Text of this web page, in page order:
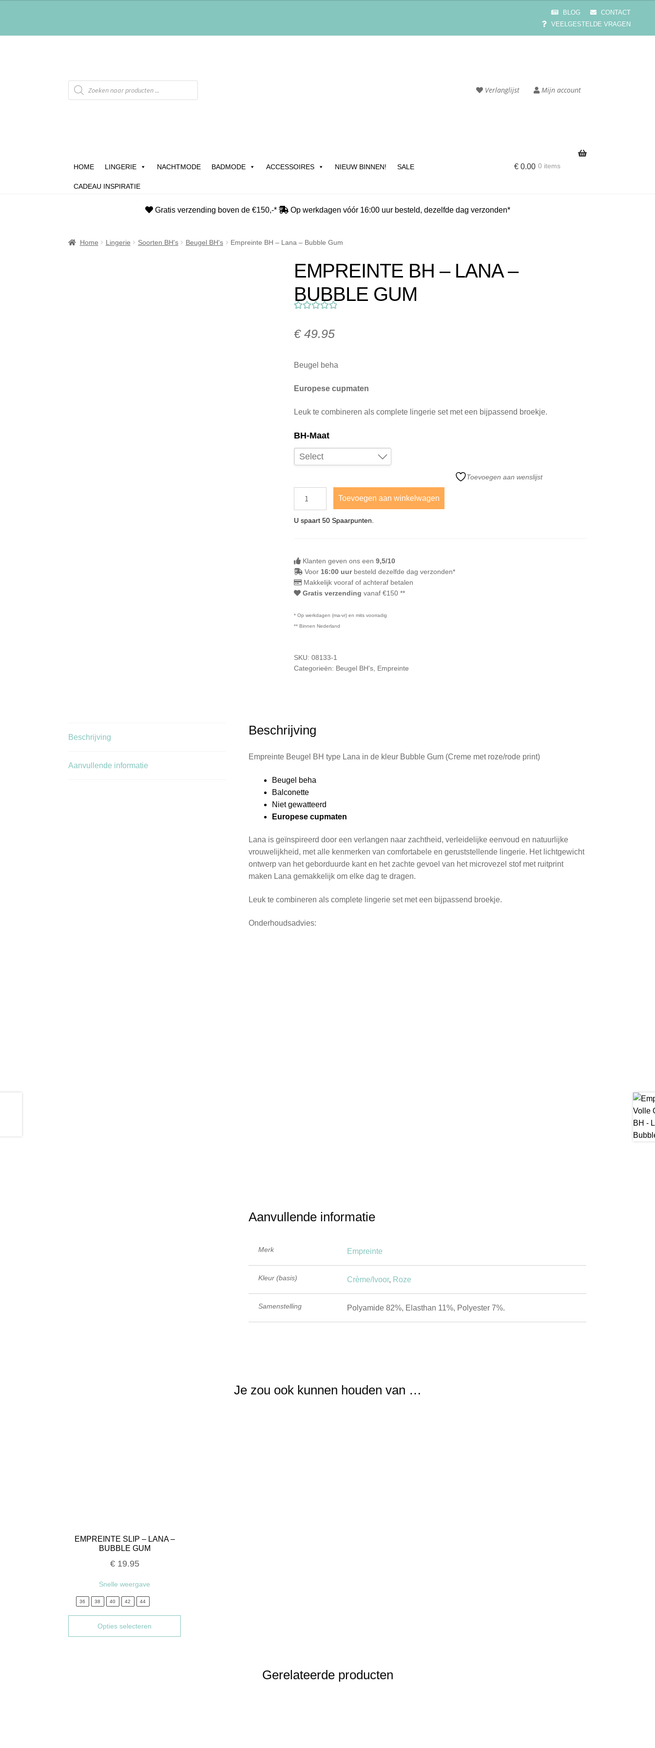
BLOG
CONTACT
VEELGESTELDE VRAGEN
Verlanglijst Mijn account
HOME LINGERIE NACHTMODE BADMODE ACCESSOIRES NIEUW BINNEN! SALE
CADEAU INSPIRATIE
Algemene Voorwaarden Bedrijfsgegevens & Contact Betalen Blog Cadeau & Inpakservice Cart
€ 0.00 0 items
Gratis verzending boven de €150,-* Op werkdagen vóór 16:00 uur besteld, dezelfde dag verzonden*
Home Lingerie Soorten BH's Beugel BH's Empreinte BH – Lana – Bubble Gum
EMPREINTE BH – LANA –
BUBBLE GUM
5.00
op 5
waardering
€49.95
Beugel beha
Europese cupmaten
Leuk te combineren als complete lingerie set met een bijpassend broekje.
BH-Maat
Select
85C
80D
75F
Toevoegen aan winkelwagen
U spaart 50Spaarpunten.
Toevoegen aan wenslijst
Klanten geven ons een 9,5/10
Voor 16:00 uurbesteld dezelfde dag verzonden*
Makkelijk vooraf of achteraf betalen
Gratis verzending vanaf €150 **
* Op werkdagen (ma-vr) en mits voorradig
** Binnen Nederland
SKU: 08133-1
Categorieën: Beugel BH's, Empreinte
Beschrijving
Aanvullende informatie
Beschrijving
Empreinte Beugel BH type Lana in de kleur Bubble Gum (Creme met roze/rode print)
Beugel beha
Balconette
Niet gewatteerd
Europese cupmaten
Lana is geïnspireerd door een verlangen naar zachtheid, verleidelijke eenvoud en natuurlijke
vrouwelijkheid, met alle kenmerken van comfortabele en geruststellende lingerie. Het lichtgewicht
ontwerp van het geborduurde kant en het zachte gevoel van het microvezel stof met ruitprint
maken Lana gemakkelijk om elke dag te dragen.
Leuk te combineren als complete lingerie set met een bijpassend broekje.
Onderhoudsadvies:
Aanvullende informatie
Merk Empreinte
Kleur (basis) Crème/Ivoor, Roze
Samenstelling Polyamide 82%, Elasthan 11%, Polyester 7%.
Je zou ook kunnen houden van …
EMPREINTE SLIP – LANA –
BUBBLE GUM
€19.95
Opties selecteren
Snelle weergave
36 38 40 42 44
Gerelateerde producten